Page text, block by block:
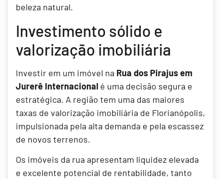
beleza natural.
Investimento sólido e
valorização imobiliária
Investir em um imóvel na Rua dos Pirajus em
Jurerê Internacional é uma decisão segura e
estratégica. A região tem uma das maiores
taxas de valorização imobiliária de Florianópolis,
impulsionada pela alta demanda e pela escassez
de novos terrenos.
Os imóveis da rua apresentam liquidez elevada
e excelente potencial de rentabilidade, tanto